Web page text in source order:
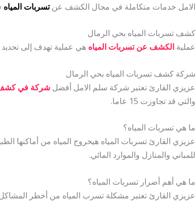
الامل خدمات متكاملة في مجال الكشف عنتسربات المياه
كشف تسربات المياه بحي الرمال
عملية الكشف عن تسربات المياه هي عملية تهدف إلى
شركة كشف تسربات المياه بحي الرمال
عزيزي القارئ تعتبر شركة سلم الامل أفضل شركة في كشف
والتي قد تجاوزت 15 عاما.
ما هي تسربات المياه؟
عزيزي القارئ تسربات المياه هيخروج المياه من أماكنها
للمباني والمنازل والموارد المائي.
ما هي أهم أضرار تسربات المياه؟
عزيزي القارئ تعتبر مشكلة تسرب المياه من أخطر